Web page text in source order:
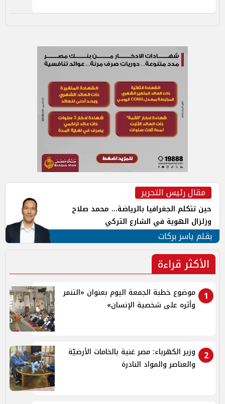
مقال رئيس التحرير
حين تتكلم الجغرافيا بالرياضة... محمد صلاح
وزلزال الهوية في الشارع التركي
بقلم ياسر بركات
الأكثر قراءة
1
موضوع خطبة الجمعة اليوم بعنوان «التنمر
وأثره على شخصية الإنسان»
2
وزير الكهرباء: مصر غنية بالخامات الأرضيّة
والعناصر والمواد النادرة